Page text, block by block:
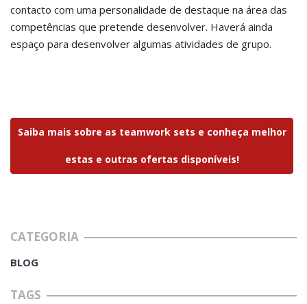
contacto com uma personalidade de destaque na área das
competências que pretende desenvolver. Haverá ainda
espaço para desenvolver algumas atividades de grupo.
Saiba mais sobre as teamwork sets e conheça melhor
estas e outras ofertas disponíveis!
CATEGORIA
BLOG
TAGS